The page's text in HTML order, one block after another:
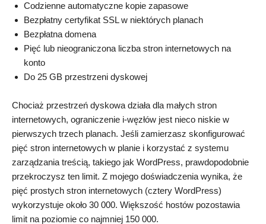
Codzienne automatyczne kopie zapasowe
Bezpłatny certyfikat SSL w niektórych planach
Bezpłatna domena
Pięć lub nieograniczona liczba stron internetowych na
konto
Do 25 GB przestrzeni dyskowej
Chociaż przestrzeń dyskowa działa dla małych stron
internetowych, ograniczenie i-węzłów jest nieco niskie w
pierwszych trzech planach. Jeśli zamierzasz skonfigurować
pięć stron internetowych w planie i korzystać z systemu
zarządzania treścią, takiego jak WordPress, prawdopodobnie
przekroczysz ten limit. Z mojego doświadczenia wynika, że
pięć prostych stron internetowych (cztery WordPress)
wykorzystuje około 30 000. Większość hostów pozostawia
limit na poziomie co najmniej 150 000.